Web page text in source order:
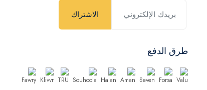
الاشتراك
طرق الدفع